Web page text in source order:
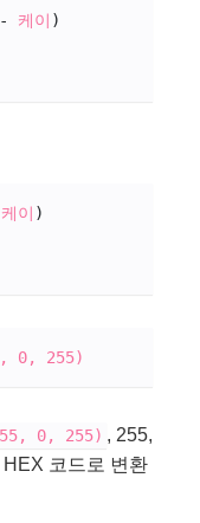
케이 )
케이 )
0, 255)
0, 255) , 255,
코드로 변환